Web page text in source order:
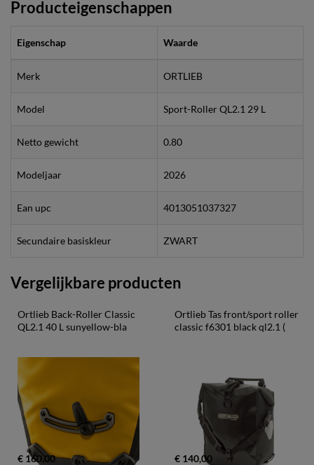
Producteigenschappen
Eigenschap Waarde
Merk ORTLIEB
Model Sport-Roller QL2.1 29 L
Netto gewicht 0.80
Modeljaar 2026
Ean upc 4013051037327
Secundaire basiskleur ZWART
Vergelijkbare producten
Ortlieb Back-Roller Classic
QL2.1 40 L sunyellow-bla
€ 160,00
Ortlieb Tas front/sport roller
classic f6301 black ql2.1 (
€ 140,00